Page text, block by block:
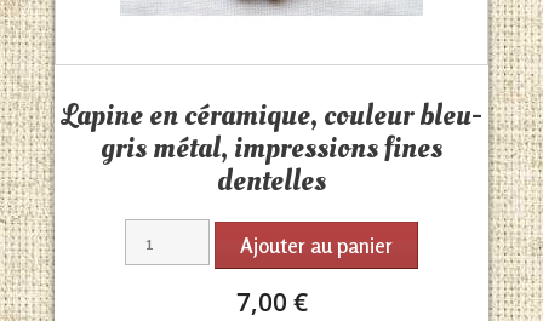
Lapine en céramique, couleur bleu-
gris métal, impressions fines
dentelles
Ajouter au panier
7,00 €